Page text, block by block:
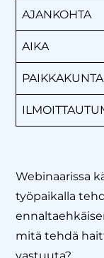
AJANKOHTA
AIKA
PAIKKAKUNTA
Webinaarissa
työpaikalla
mitä tehdä